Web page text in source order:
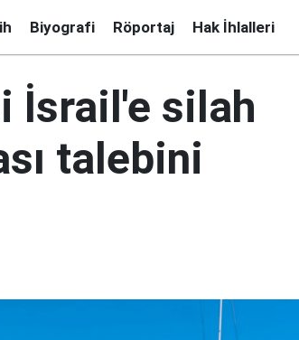
Biyografi Röportaj Hak İhlalleri
İsrail'e silah
talebini